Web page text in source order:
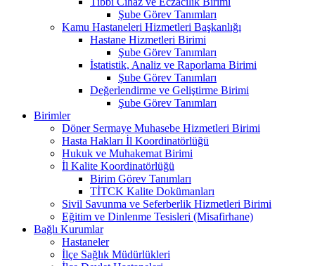
Şube Görev Tanımları
Kamu Hastaneleri Hizmetleri Başkanlığı
Hastane Hizmetleri Birimi
Şube Görev Tanımları
İstatistik, Analiz ve Raporlama Birimi
Şube Görev Tanımları
Değerlendirme ve Geliştirme Birimi
Şube Görev Tanımları
Birimler
Döner Sermaye Muhasebe Hizmetleri Birimi
Hasta Hakları İl Koordinatörlüğü
Hukuk ve Muhakemat Birimi
İl Kalite Koordinatörlüğü
Birim Görev Tanımları
TİTCK Kalite Dokümanları
Sivil Savunma ve Seferberlik Hizmetleri Birimi
Eğitim ve Dinlenme Tesisleri (Misafirhane)
Bağlı Kurumlar
Hastaneler
İlçe Sağlık Müdürlükleri